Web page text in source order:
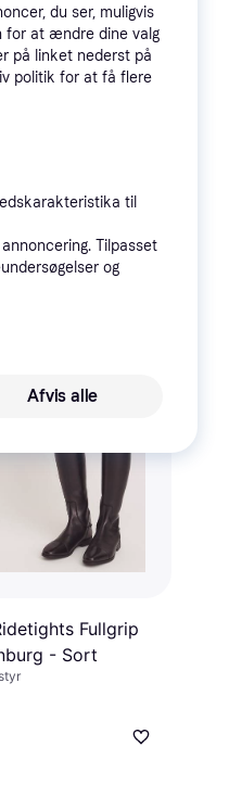
"Roeck Grip"
Fullgrip
- Sort
du ser, muligvis
for at ændre dine valg
på linket nederst på
politik for at få flere
til
Tilpasset
og
Afvis alle